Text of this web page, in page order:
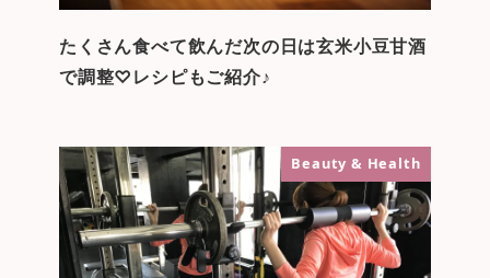
たくさん食べて飲んだ次の日は玄米小豆甘酒
で調整♡レシピもご紹介♪
Beauty & Health